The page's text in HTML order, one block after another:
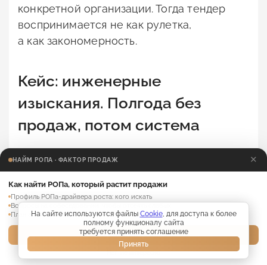
конкретной организации. Тогда тендер
воспринимается не как рулетка,
а как закономерность.
Кейс: инженерные
изыскания. Полгода без
продаж, потом система
Один из наших проектов: компания
в сфере инженерных изысканий.
Клиентура там смешанная: и частные
застройщики, и государственные
структуры: стройнадзор, муниципальные
заказчики. Цикл сделки длинный,
конкуренция жёсткая, выход на нужного
НАЙМ РОПА · ФАКТОР ПРОДАЖ ✕
Как найти РОПа, который растит продажи
Профиль РОПа-драйвера роста: кого искать
Вопросы на собеседовании, чтобы отсеять слабых
План адаптации нового РОПа на 30 дней
Забрать материалы →
Нет, не интересно
На сайте используются файлы Cookie, для доступа к более
полному функционалу сайта
требуется принять соглашение
Принять